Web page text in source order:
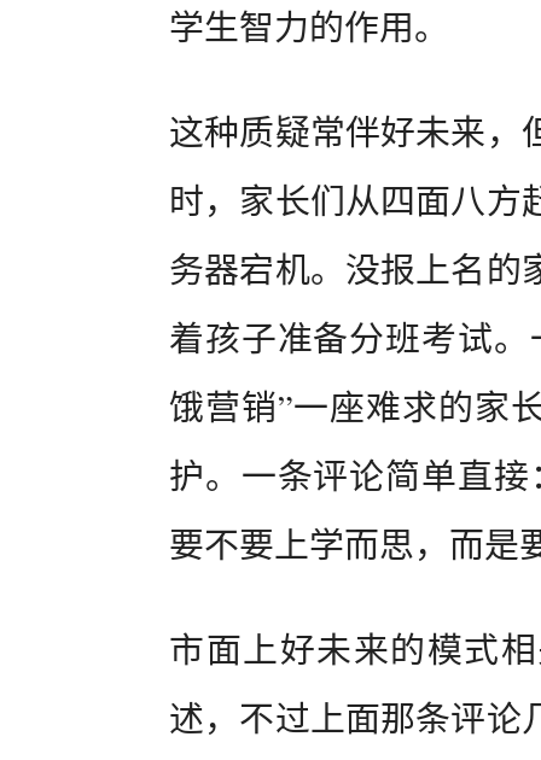
学生智力的作用。
这种质疑常伴好未来，
时，家长们从四面八方
务器宕机。没报上名的
着孩子准备分班考试
饿营销”一座难求的家
护。一条评论简单直
要不要上学而思，而是
市面上好未来的模式
述，不过上面那条评论